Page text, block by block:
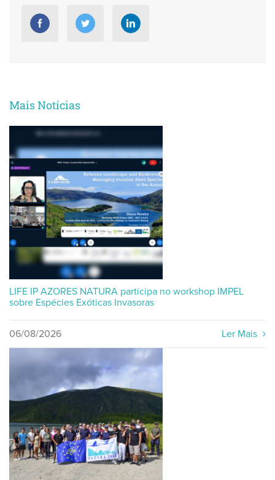
Mais Notícias
LIFE IP AZORES NATURA participa no workshop IMPEL
sobre Espécies Exóticas Invasoras
06/08/2026 Ler Mais